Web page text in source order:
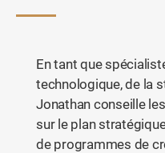
En tant que
technologique, de la
Jonathan conseille
sur le plan
de programmes de